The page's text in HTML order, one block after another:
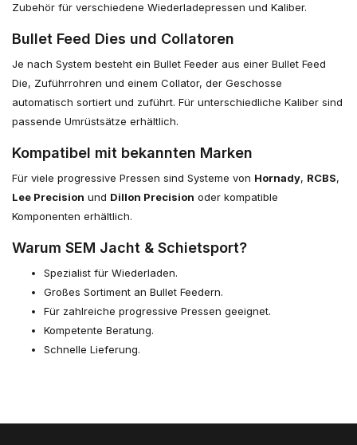
Zubehör für verschiedene Wiederladepressen und Kaliber.
Bullet Feed Dies und Collatoren
Je nach System besteht ein Bullet Feeder aus einer Bullet Feed
Die, Zuführrohren und einem Collator, der Geschosse
automatisch sortiert und zuführt. Für unterschiedliche Kaliber sind
passende Umrüstsätze erhältlich.
Kompatibel mit bekannten Marken
Für viele progressive Pressen sind Systeme von Hornady, RCBS,
Lee Precision und Dillon Precision oder kompatible
Komponenten erhältlich.
Warum SEM Jacht & Schietsport?
Spezialist für Wiederladen.
Großes Sortiment an Bullet Feedern.
Für zahlreiche progressive Pressen geeignet.
Kompetente Beratung.
Schnelle Lieferung.